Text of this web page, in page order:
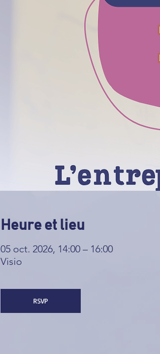
Heure et lieu
05 oct. 2026, 14:00 – 16:00
Visio
RSVP